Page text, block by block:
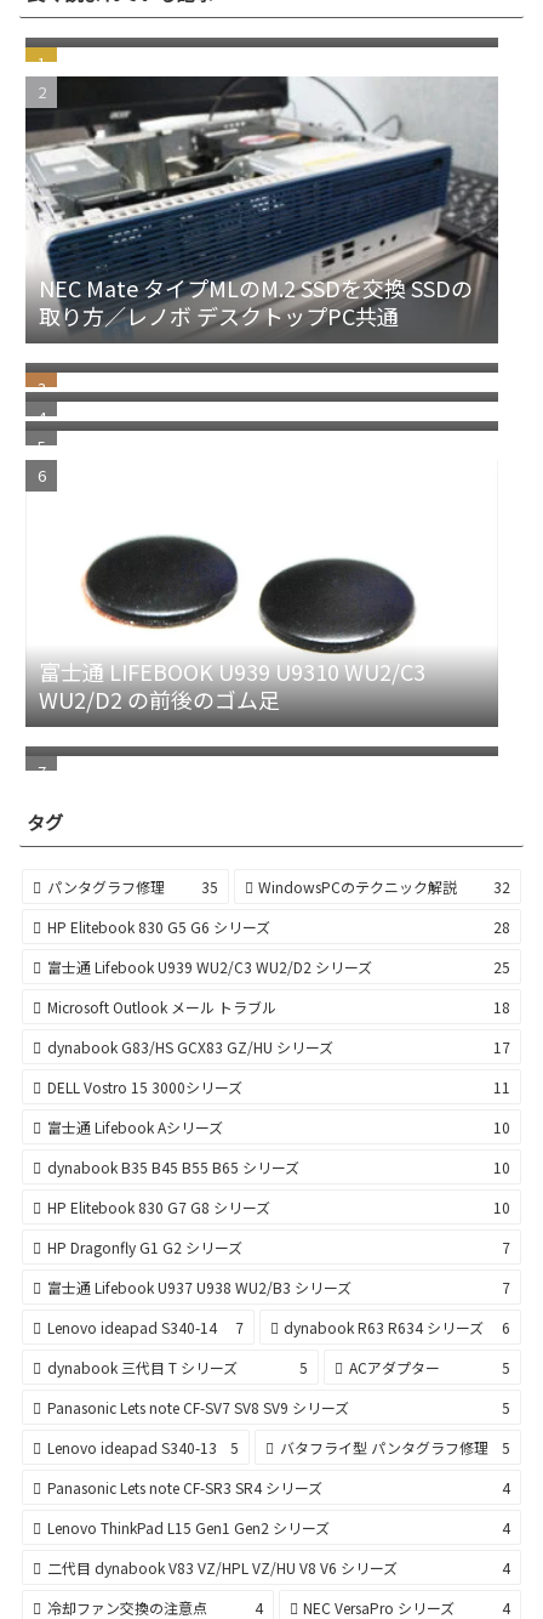
G7 G8 シリーズ キーボード修理／パンタグラ
フ修理
NEC Mate タイプMLのM.2 SSDを交換 SSDの
取り方／レノボ デスクトップPC共通
dynabook B55/HS B55/HU B55/HV B55/KV
B55/KW etc 分解動画
dynabook K50 K60 を初期化／リカバリーす
る
画像で解説！Outlook2024（クラシック）メ
ール .pst エクスポート（バックアップ）
富士通 LIFEBOOK U939 U9310 WU2/C3
WU2/D2 の前後のゴム足
HP Probook450 G10のキーボード交換のポイ
ント
タグ
パンタグラフ修理 35 WindowsPCのテクニック解説
32
HP Elitebook 830 G5 G6 シリーズ
28
富士通 Lifebook U939 WU2/C3 WU2/D2 シリーズ
25
Microsoft Outlook メール トラブル
18
dynabook G83/HS GCX83 GZ/HU シリーズ
17
DELL Vostro 15 3000シリーズ
11
富士通 Lifebook Aシリーズ
10
dynabook B35 B45 B55 B65 シリーズ
10
HP Elitebook 830 G7 G8 シリーズ
10
HP Dragonfly G1 G2 シリーズ
7
富士通 Lifebook U937 U938 WU2/B3 シリーズ
7
Lenovo ideapad S340-14
7 dynabook R63 R634 シリーズ
6
dynabook 三代目 T シリーズ
5 ACアダプター
5
Panasonic Lets note CF-SV7 SV8 SV9 シリーズ
5
Lenovo ideapad S340-13
5 バタフライ型 パンタグラフ修理
5
Panasonic Lets note CF-SR3 SR4 シリーズ
4
Lenovo ThinkPad L15 Gen1 Gen2 シリーズ
4
二代目 dynabook V83 VZ/HPL VZ/HU V8 V6 シリーズ
4
冷却ファン交換の注意点
4 NEC VersaPro シリーズ
4